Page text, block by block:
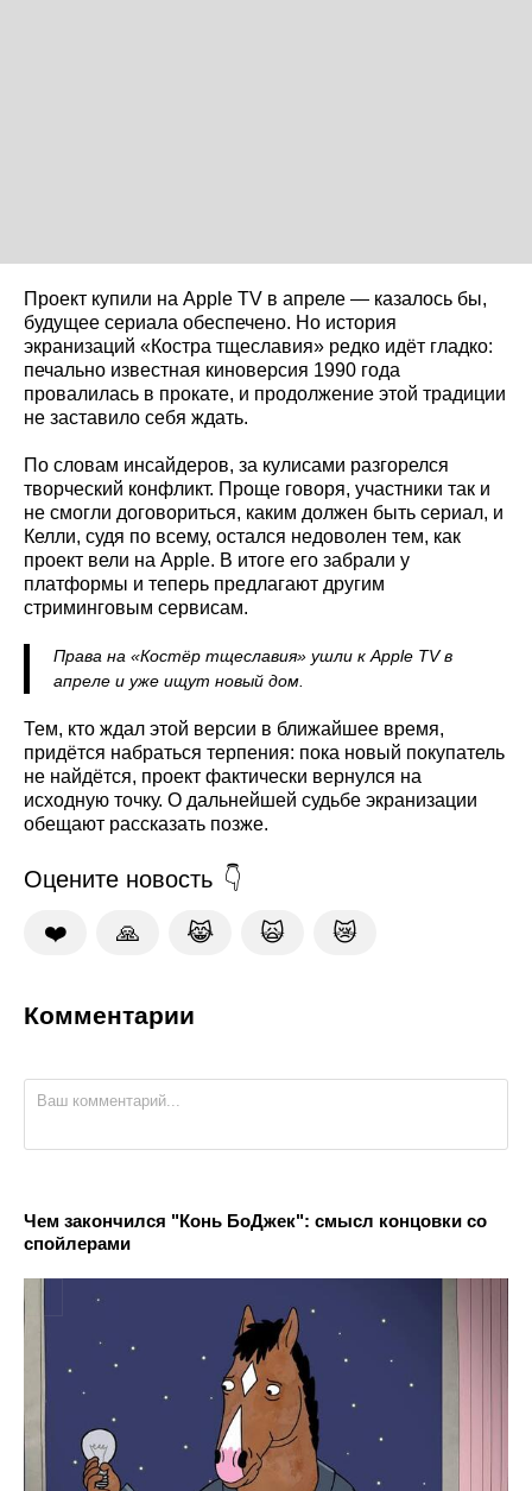
Проект купили на Apple TV в апреле — казалось бы,
будущее сериала обеспечено. Но история
экранизаций «Костра тщеславия» редко идёт гладко:
печально известная киноверсия 1990 года
провалилась в прокате, и продолжение этой традиции
не заставило себя ждать.
По словам инсайдеров, за кулисами разгорелся
творческий конфликт. Проще говоря, участники так и
не смогли договориться, каким должен быть сериал, и
Келли, судя по всему, остался недоволен тем, как
проект вели на Apple. В итоге его забрали у
платформы и теперь предлагают другим
стриминговым сервисам.
Права на «Костёр тщеславия» ушли к Apple TV в
апреле и уже ищут новый дом.
Тем, кто ждал этой версии в ближайшее время,
придётся набраться терпения: пока новый покупатель
не найдётся, проект фактически вернулся на
исходную точку. О дальнейшей судьбе экранизации
обещают рассказать позже.
Оцените новость
❤️ 🙏 😹 🙀 😿
Комментарии
Чем закончился "Конь БоДжек": смысл концовки со
спойлерами